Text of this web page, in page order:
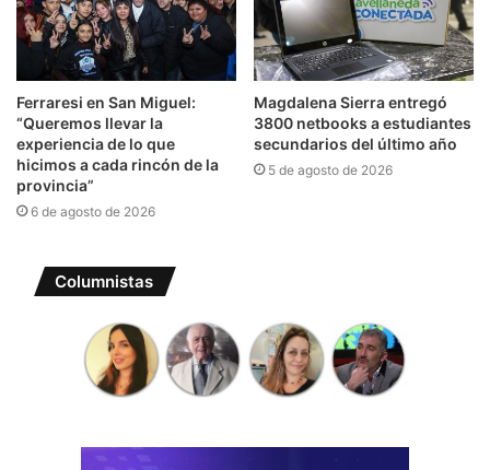
Ferraresi en San Miguel:
“Queremos llevar la
experiencia de lo que
hicimos a cada rincón de la
provincia”
6 de agosto de 2026
Magdalena Sierra entregó
3800 netbooks a estudiantes
secundarios del último año
5 de agosto de 2026
Columnistas